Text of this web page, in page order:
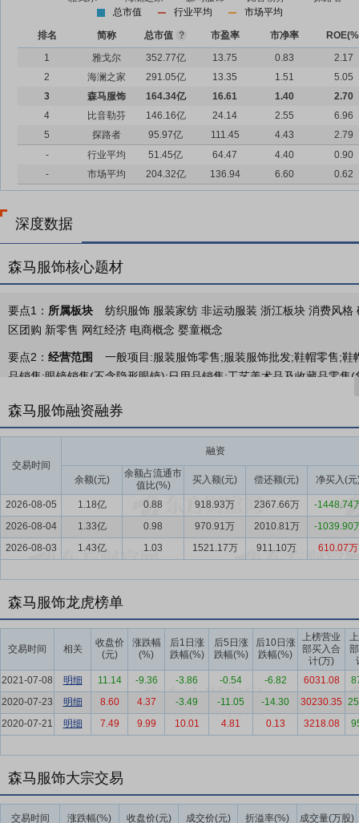
总市值 行业平均 市场平均
排名 简称 总市值 ? 市盈率 市净率
1
雅戈尔 352.77亿 13.75 0.83
2.17
2
海澜之家 291.05亿 13.35 1.51
5.05
3
森马服饰 164.34亿 16.61 1.40
2.70
4
比音勒芬 146.16亿 24.14 2.55
6.96
5
探路者 95.97亿 111.45 4.43
2.79
-
行业平均 51.45亿 64.47 4.40
0.90
-
市场平均 204.32亿 136.94 6.60 0.62
深度数据
森马服饰核心题材
要点1： 所属板块
纺织服饰 服装家纺 非运动服装 浙江板块 消费风
区团购 新零售 网红经济 电商概念 婴童概念
要点2： 经营范围
一般项目:服装服饰零售;服装服饰批发;鞋帽零售;
品销售;眼镜销售(不含隐形眼镜);日用品销售;工艺美术品及收藏品零
箱包制造;专业设计服务;技术服务、技术开发、技术咨询、技术交流
劳动保护用品生产、劳动保护用品销售、特种劳动防护用品生产、特
的项目);会议及展览服务;图文设计制作;物业管理;货物进出口;个人卫
识产权服务(专利代理服务除外)(除依法须经批准的项目外,凭营业执
法须经批准的项目,经相关部门批准后方可开展经营活动,具体经营项目
要点3：成人休闲服饰、儿童服饰
森马服饰创建于2002年，是一家
代表的成人休闲服饰和以巴拉巴拉品牌为代表的儿童服饰两大品牌集
景、舒适百搭的产品和一站式购物体验，传递自信、舒服、时尚的生
体，产品定位在中等收入小康之家。
要点4：服饰行业
经过多年的发展，中国服饰行业已从外延扩张式
区仍具有明显的竞争优势：伴随着居民收入的增长，中国服饰消费保
行业的优胜劣汰现象进一步显现，大众化业务集中化，中高端业务细
征日益突出，消费者的消费意愿、消费习惯、消费方式都不断发生着
比、高社交属性、高“情绪价值”的产品更能产生共鸣，新消费产品持
者的环保意识增强，绿色消费成为重要的趋势；服饰行业各细分市场
质量。随着生活方式的变化及互联网的发展，具有综合消费体验的购
要赛道，线上线下相互融合的零售运营模式成为服饰企业的必然选择
续增长的发展机遇，也面临消费快速变化、零售渠道变迁、互联网消
要点5：品牌影响力
公司拥有两个主要品牌，即大众休闲装品牌“森
牌已成为休闲服饰及童装行业的领先品牌。森马品牌市场占有率、品
森马服饰融资融券
交易时间
融资
余额(元)
余额占流通市
值比(%)
买入额(元) 偿还额(元) 净买入(元
2026-08-05 1.18亿 0.88 918.93万 2367.66万
-1448.74
2026-08-04
1.33亿 0.98 970.91万 2010.81万
-1039.90
2026-08-03
1.43亿 1.03 1521.17万 911.10万 610.07万
森马服饰龙虎榜单
交易时间 相关
收盘价
(元)
涨跌幅
(%)
后1日涨
跌幅(%)
后5日涨
跌幅(%)
后10日涨
跌幅(%)
上榜营业
部买入合
计(万)
2021-07-08
明细 11.14 -9.36 -3.86 -0.54 -6.82 6031.08
2020-07-23
明细 8.60 4.37 -3.49 -11.05 -14.30 30230.35
2020-07-21
明细 7.49 9.99 10.01 4.81 0.13 3218.08
森马服饰大宗交易
交易时间 涨跌幅(%) 收盘价(元) 成交价(元) 折溢率(%) 成交量(万股)